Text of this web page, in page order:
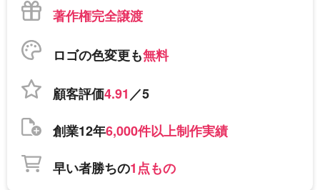
著作権完全譲渡
ロゴの色変更も無料
顧客評価4.91／5
創業12年6,000件以上制作実績
早い者勝ちの1点もの